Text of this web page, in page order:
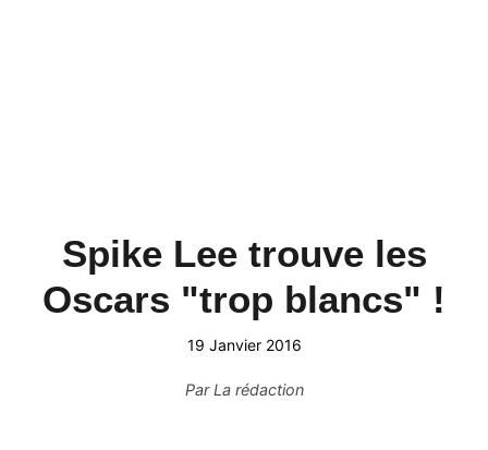
Spike Lee trouve les
Oscars "trop blancs" !
19 Janvier 2016
ParLa rédaction